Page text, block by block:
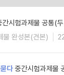
간시험과제물 공통(
물 완성본(견본)
다 중간시험과제물